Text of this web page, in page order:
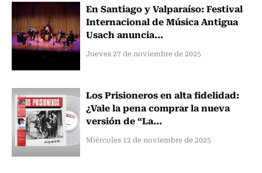
En Santiago y Valparaíso: Festival
Internacional de Música Antigua
Usach anuncia...
Jueves 27 de noviembre de 2025
Los Prisioneros en alta fidelidad:
¿Vale la pena comprar la nueva
versión de “La...
Miércoles 12 de noviembre de 2025